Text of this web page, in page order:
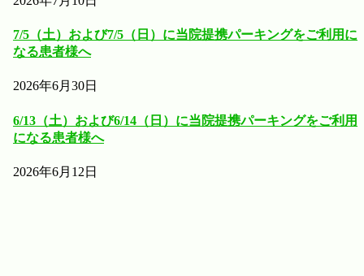
7/5（土）および7/5（日）に当院提携パーキングをご利用に
なる患者様へ
2026年6月30日
6/13（土）および6/14（日）に当院提携パーキングをご利用
になる患者様へ
2026年6月12日